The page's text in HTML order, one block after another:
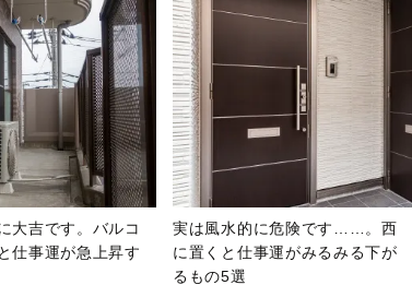
大吉です。バルコ
仕事運が急上昇す
実は風水的に危険です……。西
に置くと仕事運がみるみる下が
るもの5選